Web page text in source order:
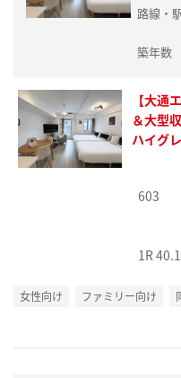
路線・
築年数
【大通
＆大型
ハイグ
603
1R
女性向け ファミリー向け